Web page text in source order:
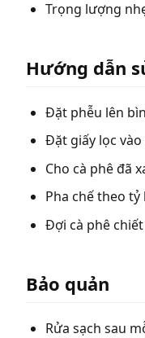
Trọng lượng
Hướng dẫn
Đặt phễu lên
Đặt giấy lọc
Cho cà phê đã
Pha chế theo
Đợi cà phê
Bảo quản
Rửa sạch sau